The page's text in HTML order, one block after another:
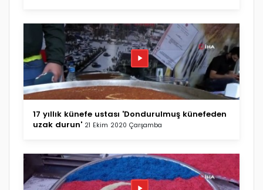
17 yıllık künefe ustası 'Dondurulmuş künefeden
uzak durun' 21 Ekim 2020 Çarşamba